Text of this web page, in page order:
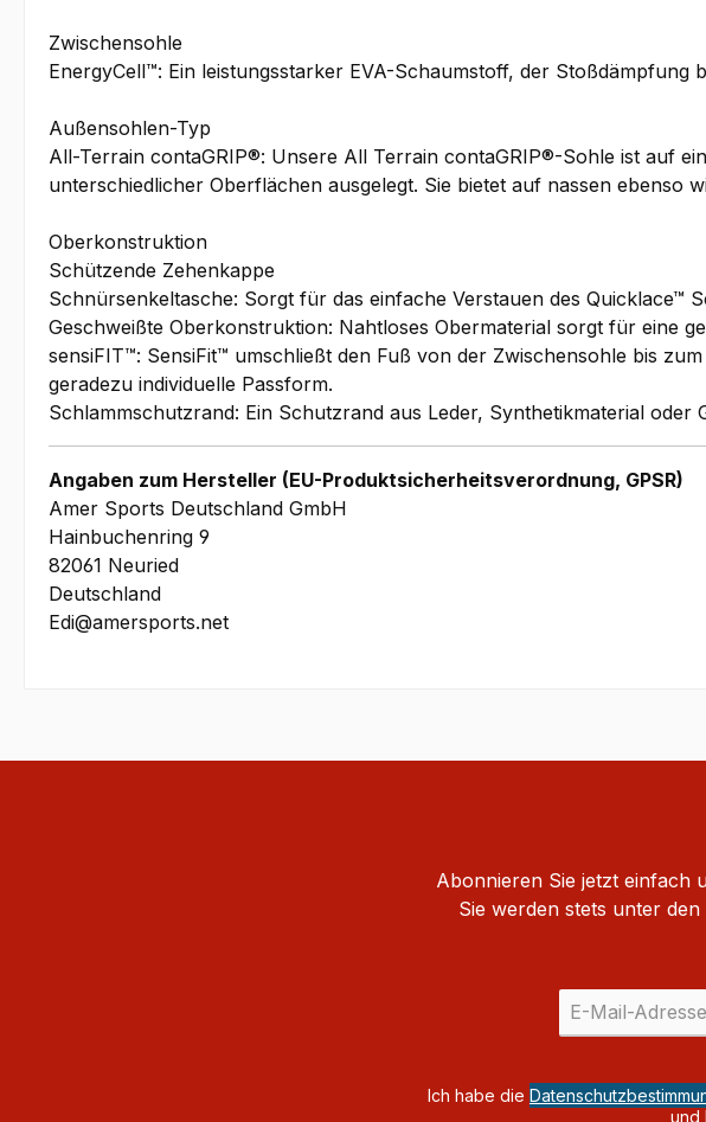
Zwischensohle
EnergyCell™: Ein leistungsstarker EVA-Schaumstoff, der Stoßdämpfung
Außensohlen-Typ
All-Terrain contaGRIP®: Unsere All Terrain contaGRIP®-Sohle ist auf
unterschiedlicher Oberflächen ausgelegt. Sie bietet auf nassen
Oberkonstruktion
Schützende Zehenkappe
Schnürsenkeltasche: Sorgt für das einfache Verstauen des Quicklace™
Geschweißte Oberkonstruktion: Nahtloses Obermaterial sorgt für eine
sensiFIT™: SensiFit™ umschließt den Fuß von der Zwischensohle bis
geradezu individuelle Passform.
Schlammschutzrand: Ein Schutzrand aus Leder, Synthetikmaterial
Angaben zum Hersteller (EU-Produktsicherheitsverordnung, GPSR)
Amer Sports Deutschland GmbH
Hainbuchenring 9
82061 Neuried
Deutschland
Edi@amersports.net
Abonnieren Sie jetzt einfach
Sie werden stets unter
Ich habe die
und